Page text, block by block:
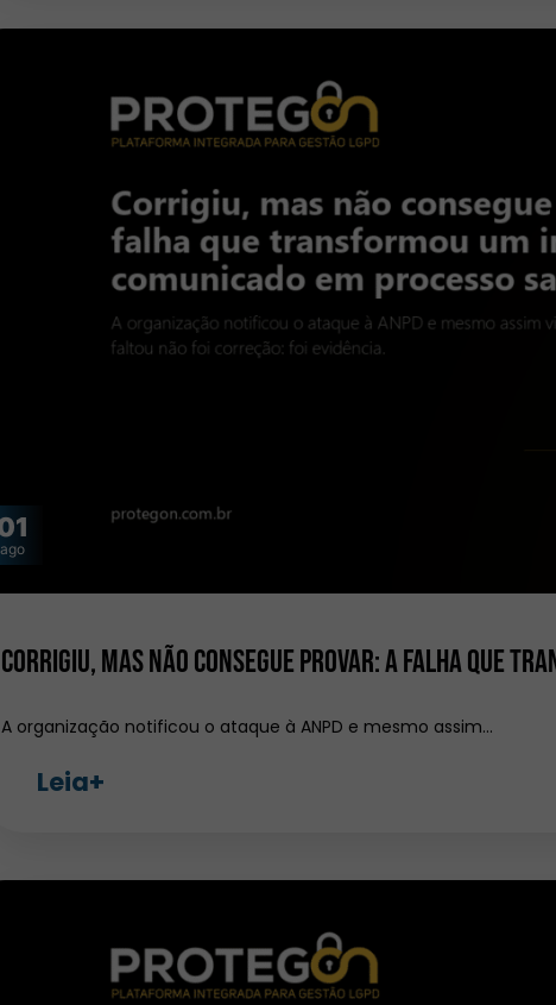
ago
Corrigiu, mas não consegue provar: a falha que
A organização notificou o ataque à ANPD e mesmo assim…
Leia+